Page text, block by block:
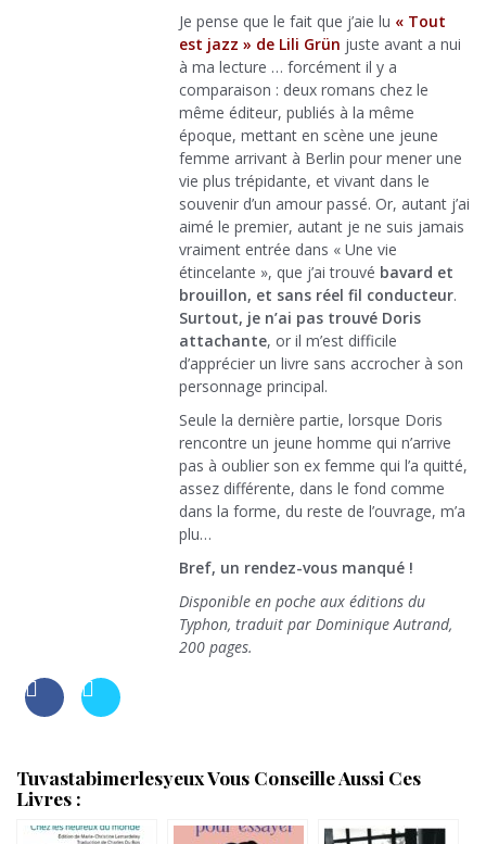
Je pense que le fait que j’aie lu « Tout
est jazz » de Lili Grün juste avant a nui
à ma lecture … forcément il y a
comparaison : deux romans chez le
même éditeur, publiés à la même
époque, mettant en scène une jeune
femme arrivant à Berlin pour mener une
vie plus trépidante, et vivant dans le
souvenir d’un amour passé. Or, autant j’ai
aimé le premier, autant je ne suis jamais
vraiment entrée dans « Une vie
étincelante », que j’ai trouvé bavard et
brouillon, et sans réel fil conducteur.
Surtout, je n’ai pas trouvé Doris
attachante, or il m’est difficile
d’apprécier un livre sans accrocher à son
personnage principal.
Seule la dernière partie, lorsque Doris
rencontre un jeune homme qui n’arrive
pas à oublier son ex femme qui l’a quitté,
assez différente, dans le fond comme
dans la forme, du reste de l’ouvrage, m’a
plu…
Bref, un rendez-vous manqué !
Disponible en poche aux éditions du
Typhon, traduit par Dominique Autrand,
200 pages.
Tuvastabimerlesyeux Vous Conseille Aussi Ces
Livres :